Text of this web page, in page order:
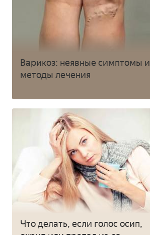
Варикоз: неявные симптомы и
методы лечения
Что делать, если голос осип,